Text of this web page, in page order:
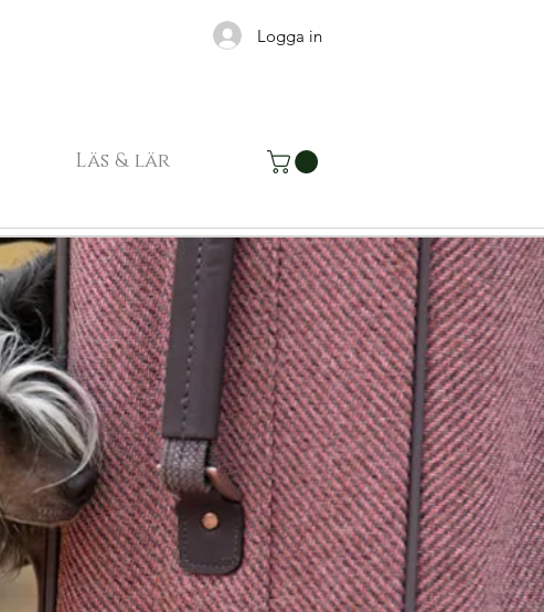
Logga in
Läs & lär